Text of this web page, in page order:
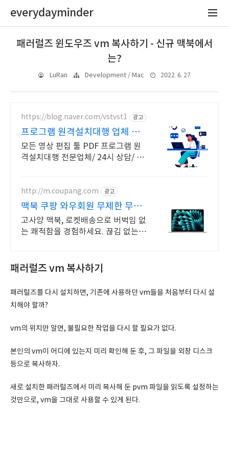
everydayminder
패러럴즈 윈도우즈 vm 복사하기 - 신규 맥북에서
는?
LuRan Development / Mac 2022. 6. 27.
https://blog.naver.com/vstvst1 광고
프로그램 원격설치대행 업체 프
로그램 원격설치대행 전문
모든 영상 편집 툴 PDF 프로그램 원
격설치대행 전문업체/ 24시 상담/ 영
담/ 영구AS
http://m.coupang.com 광고
맥북 쿠팡 와우회원 무제한 무료
배송
고사양 맥북, 로켓배송으로 버벅임 없
는 쾌적함을 경험하세요. 끊김 없는
패러럴즈 vm 복사하기
패러럴즈를 다시 설치하면, 기존에 사용하던 vm들을 처음부터 다시 설
치해야 할까?
vm의 위치만 알면, 불필요한 작업을 다시 할 필요가 없다.
본인의 vm이 어디에 있는지 미리 확인해 둔 후, 그 파일을 외장 디스크
등으로 복사하자.
새로 설치한 패러럴즈에서 미리 복사해 둔 pvm 파일을 읽도록 설정하는
것만으로, vm을 그대로 사용할 수 있게 된다.